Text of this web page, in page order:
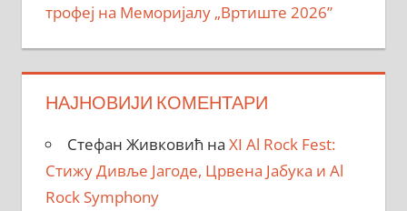
трофеј на Меморијалу „Вртиште 2026”
НАЈНОВИЈИ КОМЕНТАРИ
Стефан Живковић на XI Al Rock Fest:
Стижу Дивље Јагоде, Црвена Јабука и Al
Rock Symphony